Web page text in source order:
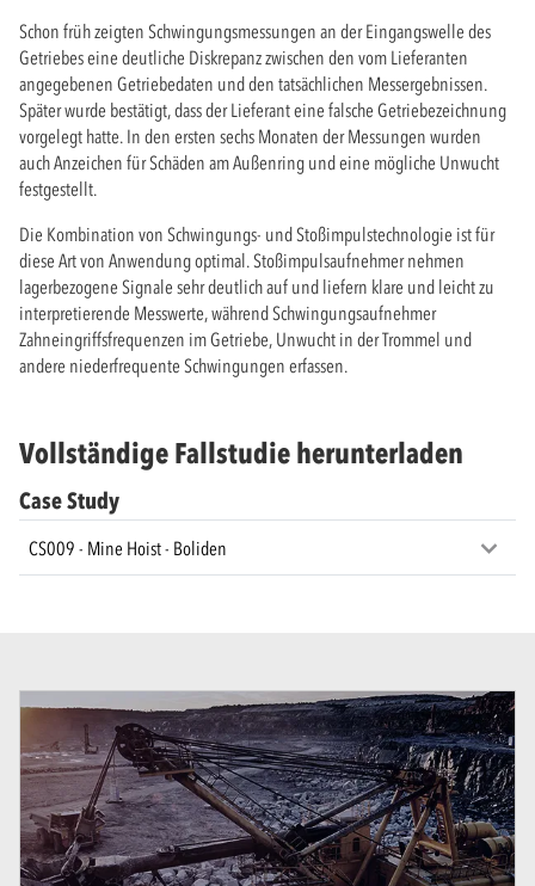
Schon früh zeigten Schwingungsmessungen an der Eingangswelle des
Getriebes eine deutliche Diskrepanz zwischen den vom Lieferanten
angegebenen Getriebedaten und den tatsächlichen Messergebnissen.
Später wurde bestätigt, dass der Lieferant eine falsche Getriebezeichnung
vorgelegt hatte. In den ersten sechs Monaten der Messungen wurden
auch Anzeichen für Schäden am Außenring und eine mögliche Unwucht
festgestellt.
Die Kombination von Schwingungs- und Stoßimpulstechnologie ist für
diese Art von Anwendung optimal. Stoßimpulsaufnehmer nehmen
lagerbezogene Signale sehr deutlich auf und liefern klare und leicht zu
interpretierende Messwerte, während Schwingungsaufnehmer
Zahneingriffsfrequenzen im Getriebe, Unwucht in der Trommel und
andere niederfrequente Schwingungen erfassen.
Vollständige Fallstudie herunterladen
Case Study
CS009 - Mine Hoist - Boliden